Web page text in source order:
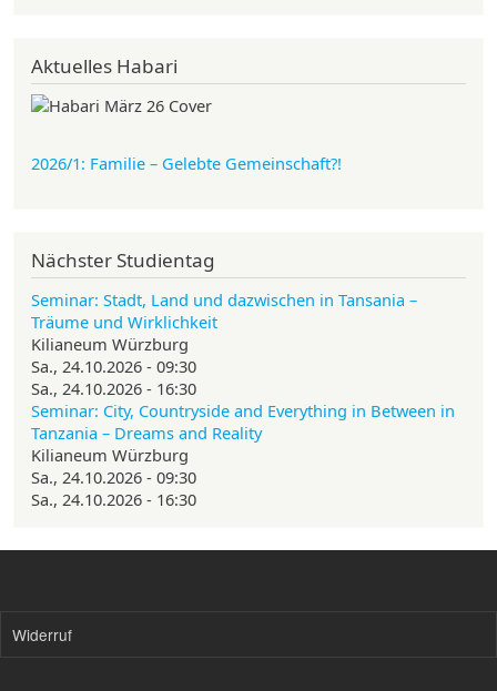
Aktuelles Habari
2026/1: Familie – Gelebte Gemeinschaft?!
Nächster Studientag
Seminar: Stadt, Land und dazwischen in Tansania –
Träume und Wirklichkeit
Kilianeum Würzburg
Sa., 24.10.2026 - 09:30
Sa., 24.10.2026 - 16:30
Seminar: City, Countryside and Everything in Between in
Tanzania – Dreams and Reality
Kilianeum Würzburg
Sa., 24.10.2026 - 09:30
Sa., 24.10.2026 - 16:30
Widerruf